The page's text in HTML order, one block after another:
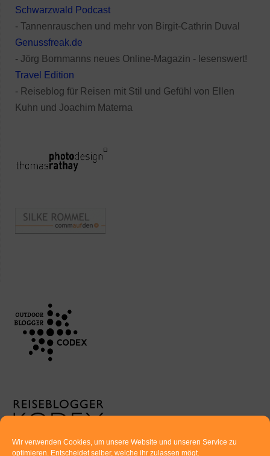
Wir verwenden Cookies, um unsere Website und unseren Service zu
optimieren. Entscheidet selber, welche ihr zulassen mögt.
Schwarzwald Podcast
- Tannenrauschen und mehr von Birgit-Cathrin Duval
Genussfreak.de
- Jörg Bornmanns neues Online-Magazin - lesenswert!
Travel Edition
- Reiseblog für Reisen mit Stil und Gefühl von Ellen
Kuhn und Joachim Materna